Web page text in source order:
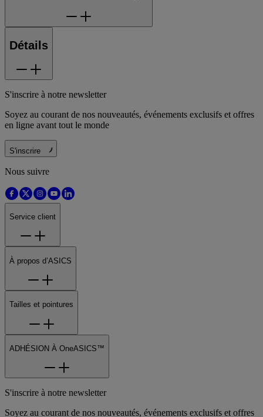
Détails
S'inscrire à notre newsletter
Soyez au courant de nos nouveautés, événements exclusifs et offres
en ligne avant tout le monde
S'inscrire
Nous suivre
Service client
À propos d’ASICS
Tailles et pointures
ADHÉSION À OneASICS™
S'inscrire à notre newsletter
Soyez au courant de nos nouveautés, événements exclusifs et offres